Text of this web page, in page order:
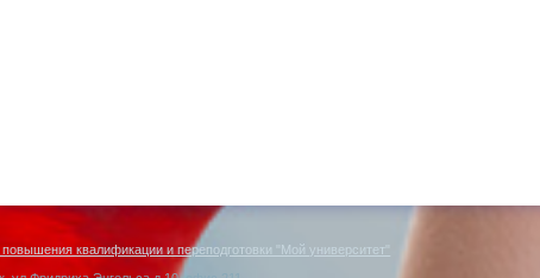
квалификации и переподготовки "Мой университет"